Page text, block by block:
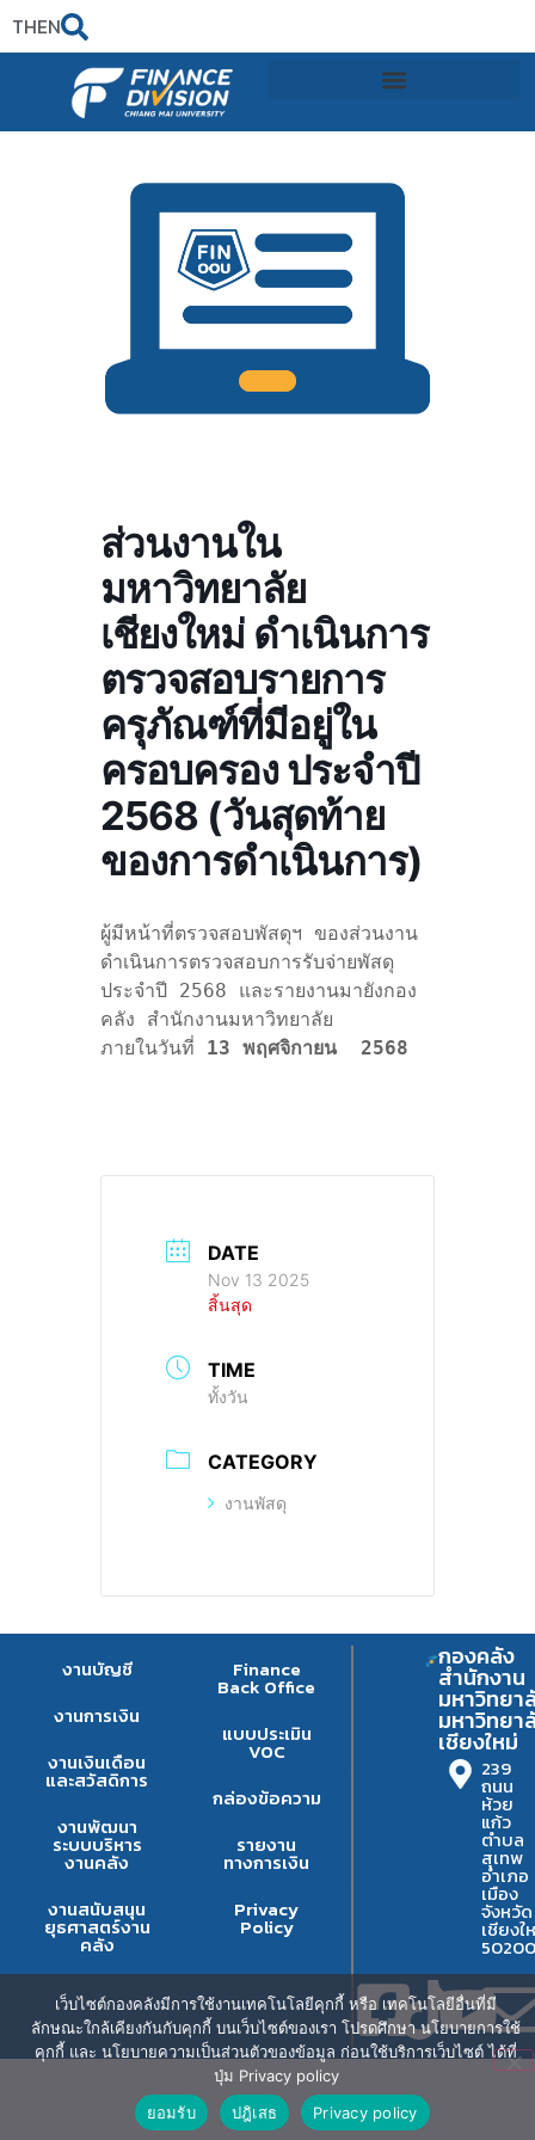
THEN
ส่วนงานใน
มหาวิทยาลัย
เชียงใหม่ ดำเนินการ
ตรวจสอบรายการ
ครุภัณฑ์ที่มีอยู่ใน
ครอบครอง ประจำปี
2568 (วันสุดท้าย
ของการดำเนินการ)
ผู้มีหน้าที่ตรวจสอบพัสดุฯ ของส่วนงาน
ดำเนินการตรวจสอบการรับจ่ายพัสดุ
ประจำปี 2568 และรายงานมายังกอง
คลัง สำนักงานมหาวิทยาลัย
ภายในวันที่ 13 พฤศจิกายน  2568
DATE
Nov 13 2025
สิ้นสุด
TIME
ทั้งวัน
CATEGORY
งานพัสดุ
งานบัญชี
งานการเงิน
งานเงินเดือน
และสวัสดิการ
งานพัฒนา
ระบบบริหาร
งานคลัง
งานสนับสนุน
ยุธศาสตร์งาน
คลัง
Finance
Back Office
แบบประเมิน
VOC
กล่องข้อความ
รายงาน
ทางการเงิน
Privacy
Policy
กองคลัง
สำนักงาน
มหาวิทยา
มหาวิทยา
เชียงใหม่
239
ถนน
ห้วย
แก้ว
ตำบล
สุเทพ
อำเภอ
เมือง
จังหวัด
เชียงใ
50200
เว็บไซต์กองคลังมีการใช้งานเทคโนโลยีคุกกี้ หรือ เทคโนโลยีอื่นที่มี
ลักษณะใกล้เคียงกันกับคุกกี้ บนเว็บไซต์ของเรา โปรดศึกษา นโยบายการใช้
คุกกี้ และ นโยบายความเป็นส่วนตัวของข้อมูล ก่อนใช้บริการเว็บไซต์ ได้ที่
ปุ่ม Privacy policy
ยอมรับ
ปฎิเสธ Privacy policy